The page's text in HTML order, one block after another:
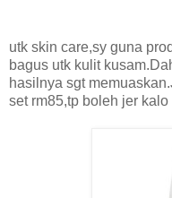
utk skin care,sy guna
bagus utk kulit
hasilnya sgt
set rm85,tp boleh jer